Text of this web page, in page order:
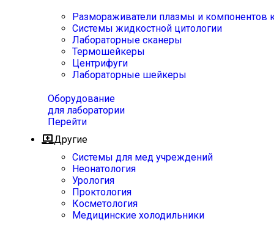
Размораживатели плазмы и компонентов
Системы жидкостной цитологии
Лабораторные сканеры
Термошейкеры
Центрифуги
Лабораторные шейкеры
Оборудование
для лаборатории
Перейти
Другие
Системы для мед учреждений
Неонатология
Урология
Проктология
Косметология
Медицинские холодильники